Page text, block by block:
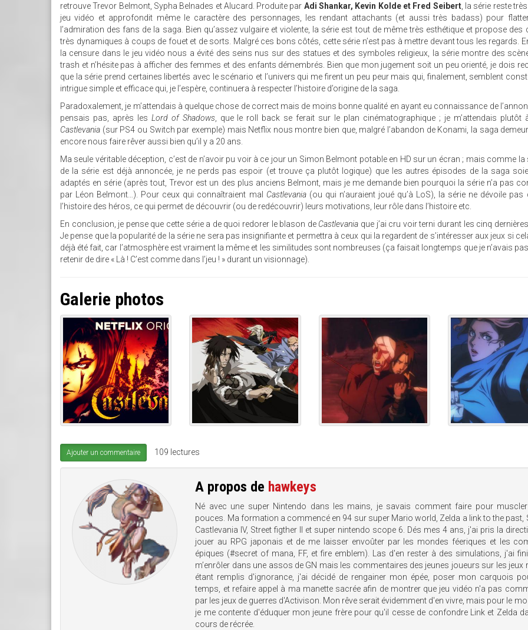
retrouve Trevor Belmont, Sypha Belnades et Alucard. Produite par Adi Shankar, Kevin Kolde et Fred Seibert, la série reste
jeu vidéo et approfondit même le caractère des personnages, les rendant attachants (et aussi très badass) pour
l’admiration des fans de la saga. Bien qu’assez vulgaire et violente, la série est tout de même très esthétique et propose des
très dynamiques à coups de fouet et de sorts. Malgré ces bons côtés, cette série n’est pas à mettre devant tous les regards.
la censure dans le jeu vidéo nous a évité des seins nus sur des statues et des symboles religieux, la série montre des
trash et n’hésite pas à afficher des femmes et des enfants démembrés. Bien que mon jugement soit un peu orienté, je dois
que la série prend certaines libertés avec le scénario et l’univers qui me firent un peu peur mais qui, finalement, semblent
intrigue simple et efficace qui, je l’espère, continuera à respecter l’histoire d’origine de la saga.
Paradoxalement, je m’attendais à quelque chose de correct mais de moins bonne qualité en ayant eu connaissance de
pensais pas, après les Lord of Shadows, que le roll back se ferait sur le plan cinématographique ; je m’attendais plutôt
Castlevania (sur PS4 ou Switch par exemple) mais Netflix nous montre bien que, malgré l’abandon de Konami, la saga
encore nous faire rêver aussi bien qu’il y a 20 ans.
Ma seule véritable déception, c’est de n’avoir pu voir à ce jour un Simon Belmont potable en HD sur un écran ; mais comme
de la série est déjà annoncée, je ne perds pas espoir (et trouve ça plutôt logique) que les autres épisodes de la saga
adaptés en série (après tout, Trevor est un des plus anciens Belmont, mais je me demande bien pourquoi la série n’a pas
par Léon Belmont…). Pour ceux qui connaîtraient mal Castlevania (ou qui n’auraient joué qu’à LoS), la série ne dévoile pas
l’histoire des héros, ce qui permet de découvrir (ou de redécouvrir) leurs motivations, leur rôle dans l’histoire etc.
En conclusion, je pense que cette série a de quoi redorer le blason de Castlevania que j’ai cru voir terni durant les cinq
Je pense que la popularité de la série ne sera pas insignifiante et permettra à ceux qui la regardent de s’intéresser aux jeux si
déjà été fait, car l’atmosphère est vraiment la même et les similitudes sont nombreuses (ça faisait longtemps que je n’avais
retenir de dire « Là ! C’est comme dans l’jeu ! » durant un visionnage).
Galerie photos
Ajouter un commentaire 109 lectures
A propos de hawkeys
Né avec une super Nintendo dans les mains, je savais comment faire pour
pouces. Ma formation a commencé en 94 sur super Mario world, Zelda a link to the past,
Castlevania IV, Street figther II et super nintendo scope 6. Dés mes 4 ans, j'ai pris la
jouer au RPG japonais et de me laisser envoûter par les mondes féeriques et les
épiques (#secret of mana, FF, et fire emblem). Las d'en rester à des simulations, j'ai
m’enrôler dans une assos de GN mais les commentaires des jeunes joueurs sur les jeux
étant remplis d'ignorance, j'ai décidé de rengainer mon épée, poser mon carquois
temps, et refaire appel à ma manette sacrée afin de montrer que jeu vidéo n'a pas
par les jeux de guerres d'Activison. Mon rêve serait évidemment d'en vivre, mais pour le
je me contente d'éduquer mon jeune frère pour qu'il cesse de confondre Link et Zelda
cours de récrée.